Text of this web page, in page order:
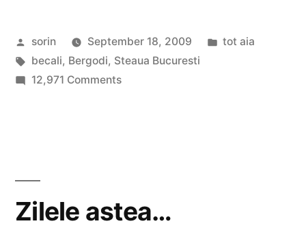
Posted
by
sorin September 18, 2009
Posted
tot aia
Tags:
becali, Bergodi, Steaua Bucuresti
12,971 Commentson
Zilele astea…